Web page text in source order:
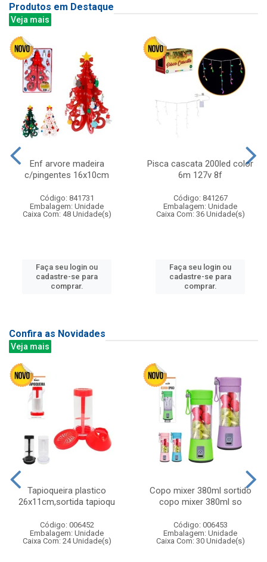
Produtos em Destaque
Veja mais
Enf arvore madeira
c/pingentes 16x10cm
Código: 841731
Embalagem: Unidade
Caixa Com: 48 Unidade(s)
Faça seu login ou
cadastre-se para
comprar.
Pisca cascata 200led color
6m 127v 8f
Código: 841267
Embalagem: Unidade
Caixa Com: 36 Unidade(s)
Faça seu login ou
cadastre-se para
comprar.
Confira as Novidades
Veja mais
Tapioqueira plastico
26x11cm,sortida tapioqu
Código: 006452
Embalagem: Unidade
Caixa Com: 24 Unidade(s)
Copo mixer 380ml sortido
copo mixer 380ml so
Código: 006453
Embalagem: Unidade
Caixa Com: 30 Unidade(s)